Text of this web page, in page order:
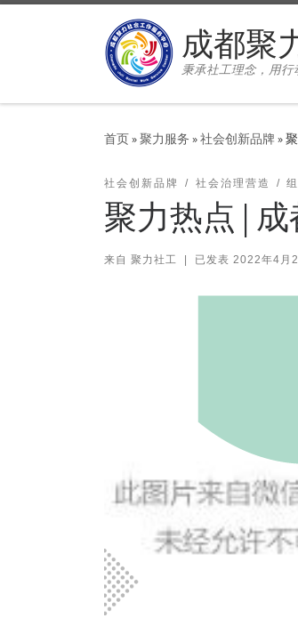
成都聚
秉承社工理念，用行
首页»聚力服务 »社会创新品牌 »
社会创新品牌 社会治理营造
聚力热点 |
来自 聚力社工 已发表 2022年4月